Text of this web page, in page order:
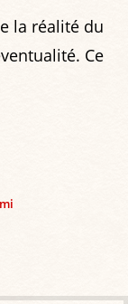
la réalité du
Ce